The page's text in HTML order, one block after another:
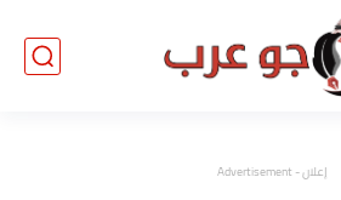
إعلان - Advertisement